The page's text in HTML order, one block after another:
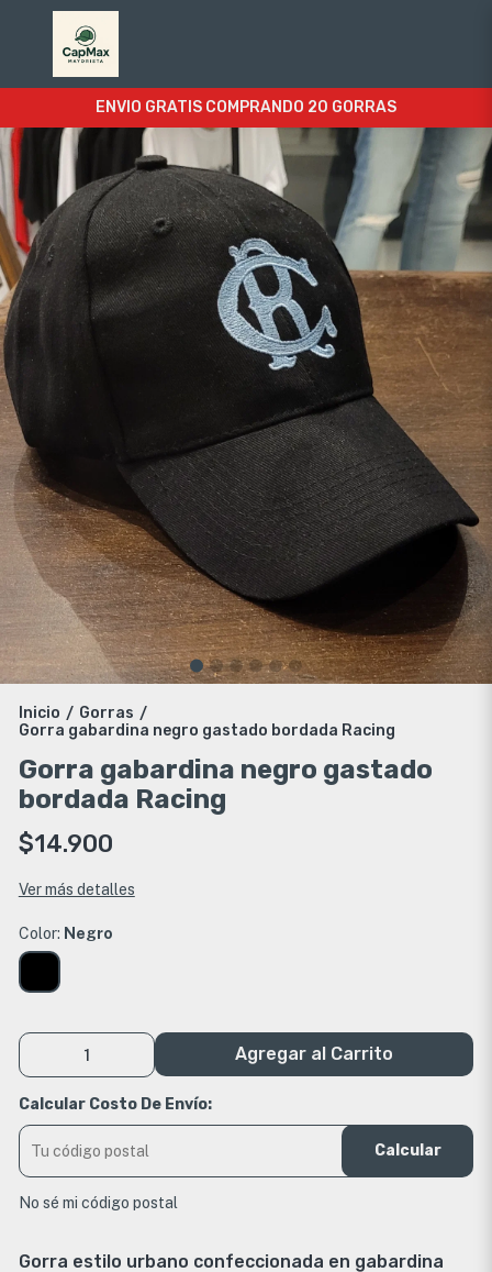
ENVIO GRATIS COMPRANDO 20 GORRAS
Inicio / Gorras /
Gorra gabardina negro gastado bordada Racing
Gorra gabardina negro gastado
bordada Racing
$14.900
Ver más detalles
Color: Negro
Agregar al Carrito
Calcular Costo De Envío:
Calcular
No sé mi código postal
Gorra estilo urbano confeccionada en gabardina